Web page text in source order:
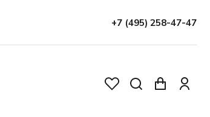
+7 (495) 258-47-47